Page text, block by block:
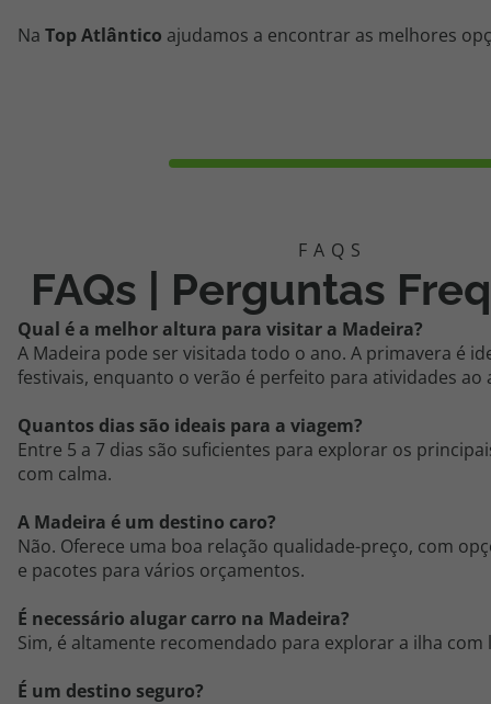
Na Top Atlântico ajudamos a encontrar as melhores
FAQs | Perguntas
Qual é a melhor altura para visitar a Madeira?
A Madeira pode ser visitada todo o ano. A primavera é
festivais, enquanto o verão é perfeito para atividades ao
Quantos dias são ideais para a viagem?
Entre 5 a 7 dias são suficientes para explorar os
com calma.
A Madeira é um destino caro?
Não. Oferece uma boa relação qualidade-preço, com
e pacotes para vários orçamentos.
É necessário alugar carro na Madeira?
Sim, é altamente recomendado para explorar a ilha com
É um destino seguro?